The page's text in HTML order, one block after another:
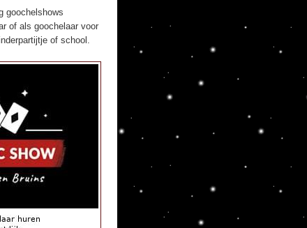
goochelshows
of als goochelaar voor
of school.